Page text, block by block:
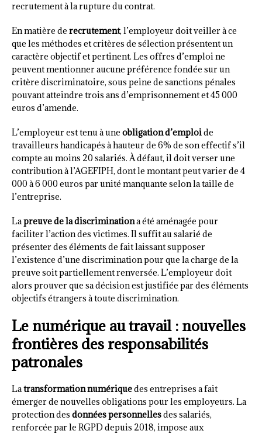
recrutement à la rupture du contrat.
En matière de recrutement, l’employeur doit veiller à ce
que les méthodes et critères de sélection présentent un
caractère objectif et pertinent. Les offres d’emploi ne
peuvent mentionner aucune préférence fondée sur un
critère discriminatoire, sous peine de sanctions pénales
pouvant atteindre trois ans d’emprisonnement et 45 000
euros d’amende.
L’employeur est tenu à une obligation d’emploide
travailleurs handicapés à hauteur de 6% de son effectif s’il
compte au moins 20 salariés. À défaut, il doit verser une
contribution à l’AGEFIPH, dont le montant peut varier de 4
000 à 6 000 euros par unité manquante selon la taille de
l’entreprise.
Lapreuve de la discriminationa été aménagée pour
faciliter l’action des victimes. Il suffit au salarié de
présenter des éléments de fait laissant supposer
l’existence d’une discrimination pour que la charge de la
preuve soit partiellement renversée. L’employeur doit
alors prouver que sa décision est justifiée par des éléments
objectifs étrangers à toute discrimination.
Le numérique au travail : nouvelles
frontières des responsabilités
patronales
Latransformation numériquedes entreprises a fait
émerger de nouvelles obligations pour les employeurs. La
protection des données personnellesdes salariés,
renforcée par le RGPD depuis 2018, impose aux